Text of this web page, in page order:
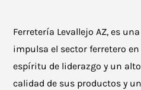
Ferretería Levallejo AZ, es
impulsa el sector ferretero
espíritu de liderazgo y un
calidad de sus productos y